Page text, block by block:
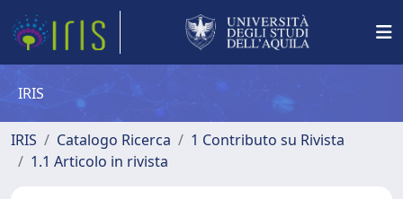
IRIS
IRIS Catalogo Ricerca
1 Contributo su Rivista
1.1 Articolo in rivista